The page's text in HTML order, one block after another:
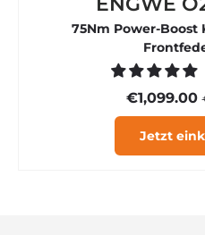
75Nm Power-Boost
€1,099.00
Jetzt